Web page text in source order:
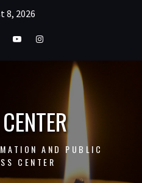
8, 2026
YoutubeInstagram
AND PUBLIC
CENTER